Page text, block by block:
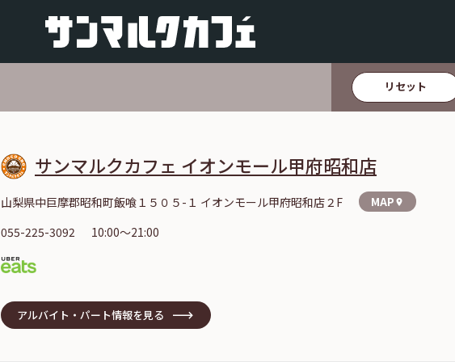
リセット
サンマルクカフェ イオンモール甲府昭和店
山梨県中巨摩郡昭和町飯喰１５０５-１ イオンモール甲府昭和店２F MAP location_on
055-225-3092 10:00～21:00
アルバイト・パート情報を見る